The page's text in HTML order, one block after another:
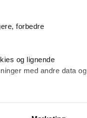
forbedre
og lignende
med andre data og
af cookies samt
personoplysninger
salg
til salg